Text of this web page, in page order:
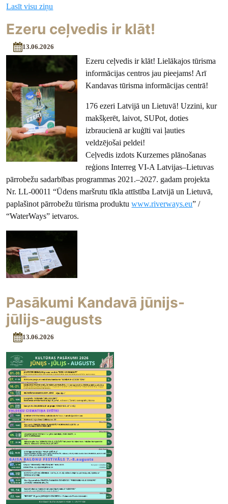
Lasīt visu ziņu
Ezeru ceļvedis ir klāt!
13.06.2026
Ezeru ceļvedis ir klāt! Lielākajos tūrisma
informācijas centros jau pieejams! Arī
Kandavas tūrisma informācijas centrā!
176 ezeri Latvijā un Lietuvā! Uzzini, kur
makšķerēt, laivot, SUPot, doties
izbraucienā ar kuģīti vai ļauties
veldzējošai peldei!
Ceļvedis izdots Kurzemes plānošanas
reģions Interreg VI-A Latvijas–Lietuvas
pārrobežu sadarbības programmas 2021.–2027. gadam projekta
Nr. LL-00011 “Ūdens maršrutu tīkla attīstība Latvijā un Lietuvā,
paplašinot pārrobežu tūrisma produktuwww.riverways.eu” /
“WaterWays” ietvaros.
Pasākumi Kandavā jūnijs-
jūlijs-augusts
13.06.2026